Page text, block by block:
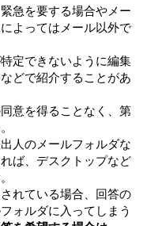
急を要する場合やメー
よってはメール以外で
定できないように編集
どで紹介することがあ
意を得ることなく、第
人のメールフォルダな
ば、デスクトップなど
れている場合、回答の
ォルダに入ってしまう